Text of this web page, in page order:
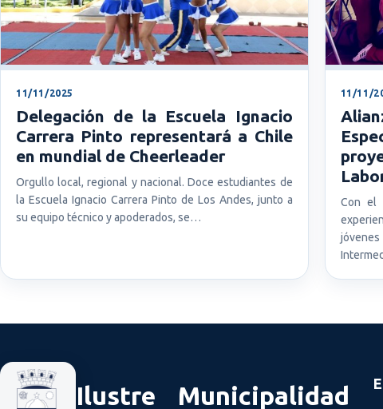
11/11/2025
Delegación de la Escuela Ignacio
Carrera Pinto representará a Chile
en mundial de Cheerleader
Orgullo local, regional y nacional. Doce estudiantes de
la Escuela Ignacio Carrera Pinto de Los Andes, junto a
su equipo técnico y apoderados, se…
11/11/
Con el
Ilustre Municipalidad